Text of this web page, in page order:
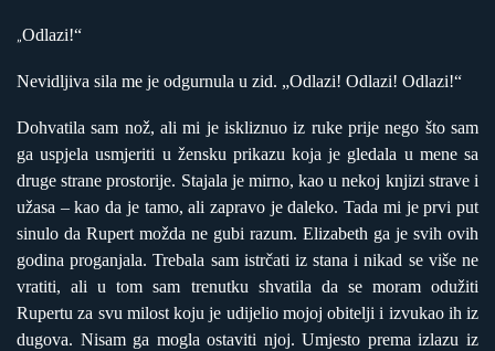
„Odlazi!“
Nevidljiva sila me je odgurnula u zid. „Odlazi! Odlazi! Odlazi!“
Dohvatila sam nož, ali mi je iskliznuo iz ruke prije nego što sam
ga uspjela usmjeriti u žensku prikazu koja je gledala u mene sa
druge strane prostorije. Stajala je mirno, kao u nekoj knjizi strave i
užasa – kao da je tamo, ali zapravo je daleko. Tada mi je prvi put
sinulo da Rupert možda ne gubi razum. Elizabeth ga je svih ovih
godina proganjala. Trebala sam istrčati iz stana i nikad se više ne
vratiti, ali u tom sam trenutku shvatila da se moram odužiti
Rupertu za svu milost koju je udijelio mojoj obitelji i izvukao ih iz
dugova. Nisam ga mogla ostaviti njoj. Umjesto prema izlazu iz